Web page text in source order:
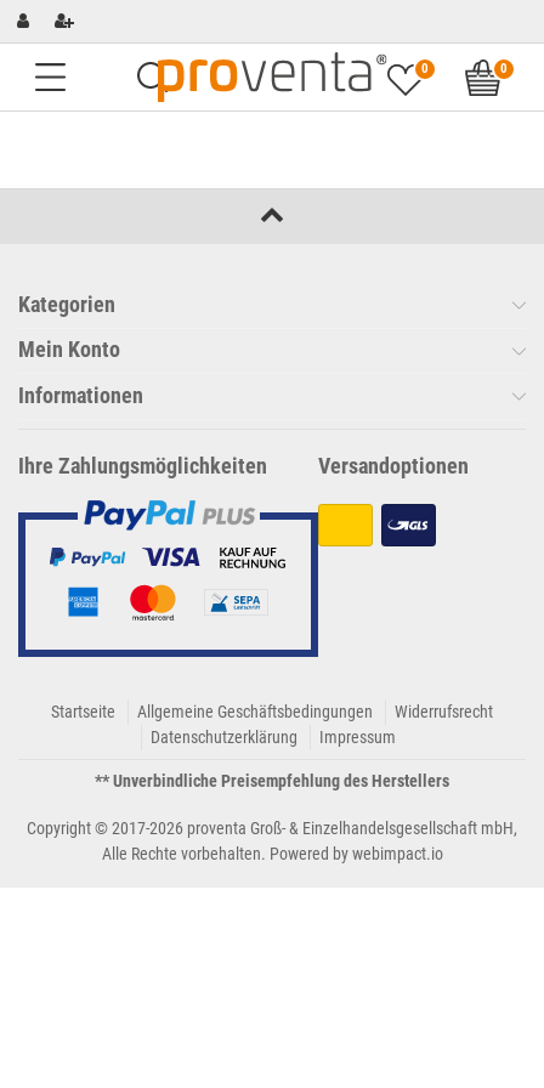
0 0
Kategorien
Mein Konto
Informationen
Ihre Zahlungsmöglichkeiten Versandoptionen
Startseite Allgemeine Geschäftsbedingungen
Widerrufsrecht
Datenschutzerklärung
Impressum
** Unverbindliche Preisempfehlung des Herstellers
Copyright © 2017-2026 proventa Groß- & Einzelhandelsgesellschaft mbH,
Alle Rechte vorbehalten. Powered bywebimpact.io